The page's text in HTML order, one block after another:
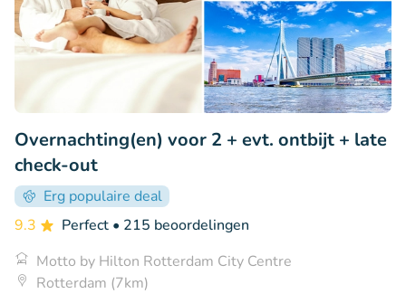
Overnachting(en) voor 2 + evt. ontbijt + late
check-out
Erg populaire deal
9.3
Perfect • 215 beoordelingen
Motto by Hilton Rotterdam City Centre
Rotterdam (7km)